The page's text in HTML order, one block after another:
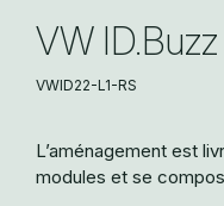
VW
VWID22-L1-RS
L’aménagement est
modules et se